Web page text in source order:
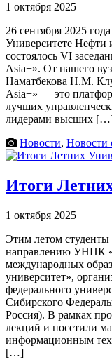
1 октября 2025
26 сентября 2025
Университете
состоялось VI
Asia+». От нашего
Наматбекова Н.М.
Asia+» — это
лучших
лидерами высших
Новости, Новости
Итоги
1 октября 2025
Этим летом
направлению УНПК
международных
университет»,
федерального
Сибирского
Россия). В рамках
лекций и посетили
информационным
[…]